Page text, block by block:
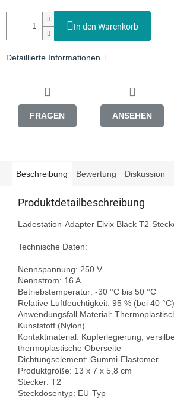
In den Warenkorb
Detaillierte Informationen
FRAGEN ANSEHEN
Beschreibung Bewertung Diskussion
Produktdetailbeschreibung
Ladestation-Adapter Elvix Black T2-
Technische Daten:
Nennspannung: 250 V
Nennstrom: 16 A
Betriebstemperatur: -30 °C bis 50 °C
Relative Luftfeuchtigkeit: 95 % (bei 40 °C)
Anwendungsfall Material:
Kunststoff (Nylon)
Kontaktmaterial: Kupferlegierung,
thermoplastische Oberseite
Dichtungselement: Gummi-Elastomer
Produktgröße: 13 x 7 x 5,8 cm
Stecker: T2
Steckdosentyp: EU-Typ